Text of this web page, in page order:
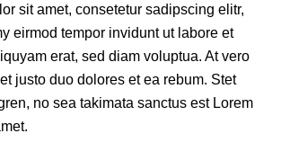
sit amet, consetetur sadipscing elitr,
eirmod tempor invidunt ut labore et
erat, sed diam voluptua. At vero
justo duo dolores et ea rebum. Stet
no sea takimata sanctus est Lorem